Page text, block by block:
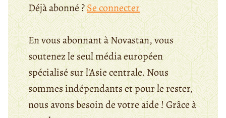
Déjà abonné ?Se connecter
En vous abonnant à Novastan, vous
soutenez le seul média européen
spécialisé sur l'Asie centrale. Nous
sommes indépendants et pour le rester,
nous avons besoin de votre aide ! Grâce à